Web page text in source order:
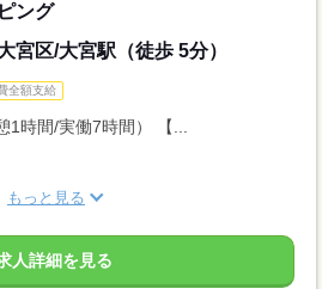
ング
宮区/大宮駅（徒歩 5分）
全額支給
時間/実働7時間） 【...
もっと見る
人詳細を見る